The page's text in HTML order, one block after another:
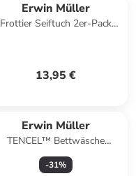
Erwin Müller
Frottier Seiftuch 2er-Pack
13,95 €
Erwin Müller
TENCEL™ Bettwäsche
Schwandorf in jade
-31%